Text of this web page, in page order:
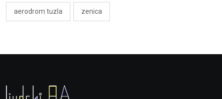
aerodrom tuzla zenica